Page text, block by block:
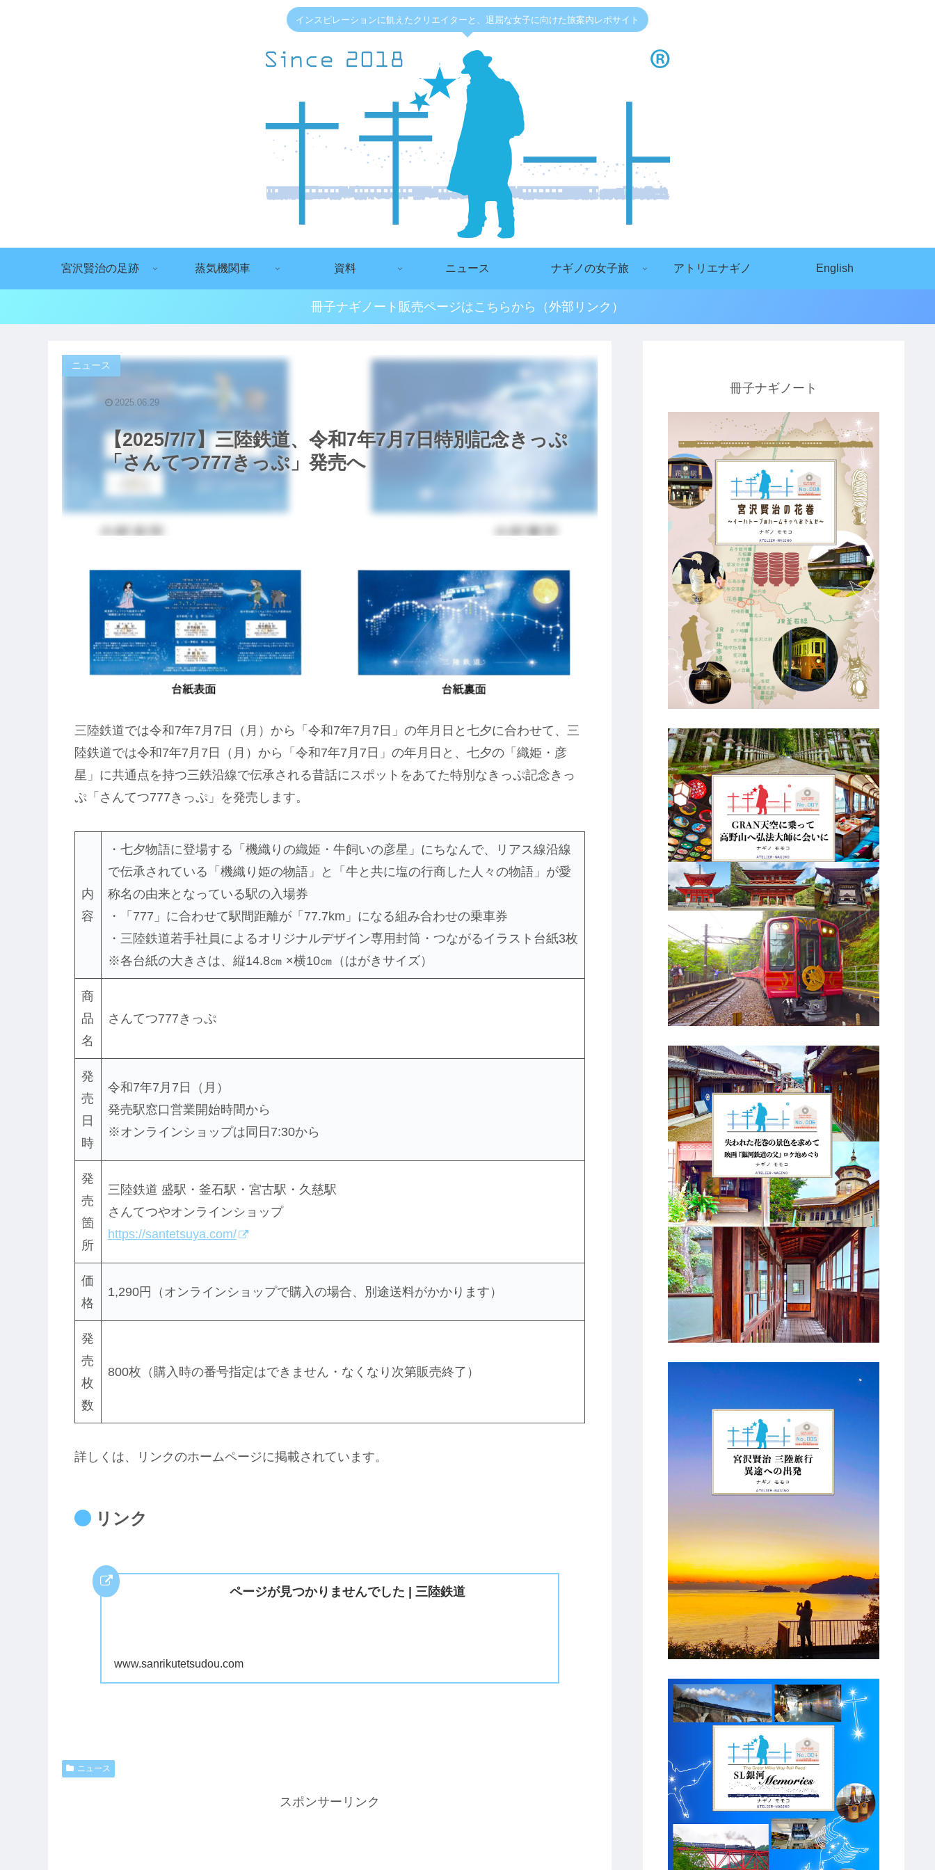
インスピレーションに飢えたクリエイターと、退屈な女子に向けた旅案内レポサイト
宮沢賢治の足跡 蒸気機関車 資料 ニュース ナギノの女子旅 アトリエナギノ English
冊子ナギノート販売ページはこちらから（外部リンク）
【2025/7/7】三陸鉄道、令和7年7月7日特別記念きっぷ
「さんてつ777きっぷ」発売へ
ニュース
2025.06.29
三陸鉄道では令和7年7月7日（月）から「令和7年7月7日」の年月日と七夕に合わせて、三
陸鉄道では令和7年7月7日（月）から「令和7年7月7日」の年月日と、七夕の「織姫・彦
星」に共通点を持つ三鉄沿線で伝承される昔話にスポットをあてた特別なきっぷ記念きっ
ぷ「さんてつ777きっぷ」を発売します。
内
容
・七夕物語に登場する「機織りの織姫・牛飼いの彦星」にちなんで、リアス線沿線
で伝承されている「機織り姫の物語」と「牛と共に塩の行商した人々の物語」が愛
称名の由来となっている駅の入場券
・「777」に合わせて駅間距離が「77.7km」になる組み合わせの乗車券
・三陸鉄道若手社員によるオリジナルデザイン専用封筒・つながるイラスト台紙3枚
※各台紙の大きさは、縦14.8㎝ ×横10㎝（はがきサイズ）
商
品
名
さんてつ777きっぷ
発
売
日
時
令和7年7月7日（月）
発売駅窓口営業開始時間から
※オンラインショップは同日7:30から
発
売
箇
所
三陸鉄道 盛駅・釜石駅・宮古駅・久慈駅
さんてつやオンラインショップ
https://santetsuya.com/
価
格
1,290円（オンラインショップで購入の場合、別途送料がかかります）
発
売
枚
数
800枚（購入時の番号指定はできません・なくなり次第販売終了）
詳しくは、リンクのホームページに掲載されています。
リンク
ページが見つかりませんでした | 三陸鉄道
www.sanrikutetsudou.com
ニュース
スポンサーリンク
冊子ナギノート